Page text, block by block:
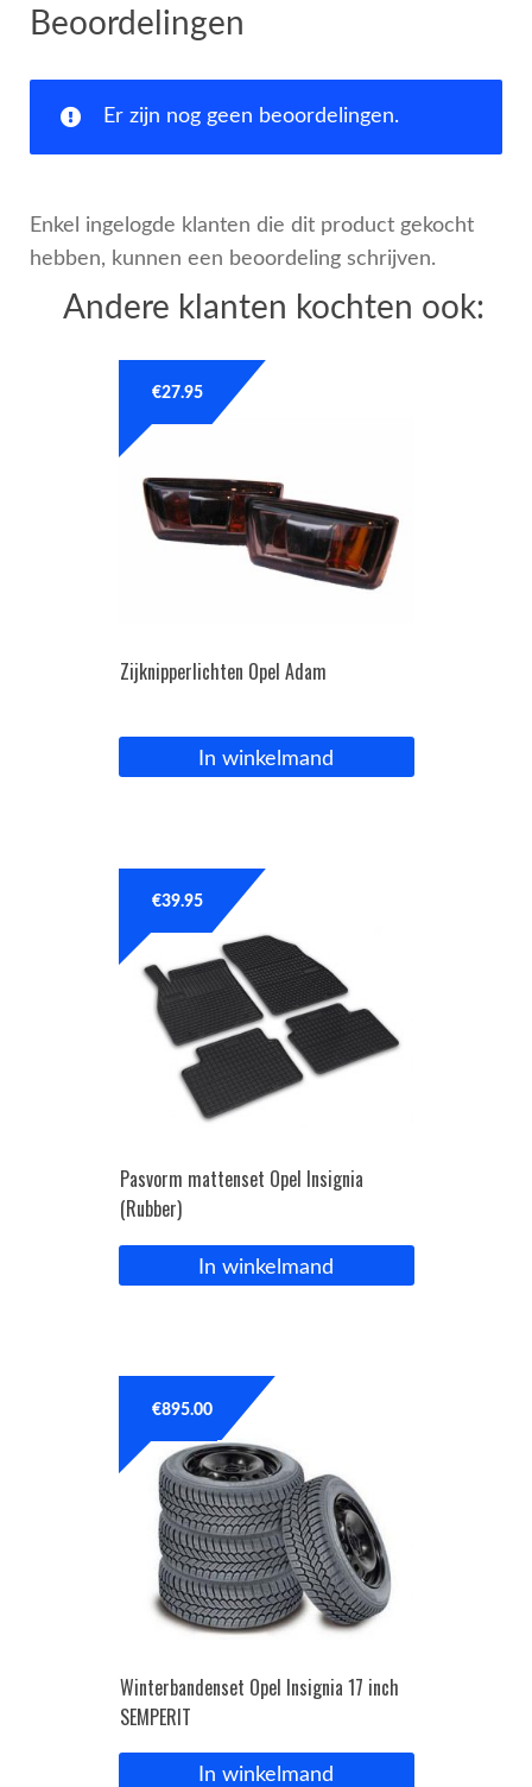
Beoordelingen
Er zijn nog geen beoordelingen.
Enkel ingelogde klanten die dit product gekocht
hebben, kunnen een beoordeling schrijven.
Andere klanten kochten ook:
Zijknipperlichten Opel Adam
€27.95
In winkelmand
Pasvorm mattenset Opel Insignia
(Rubber)
€39.95
In winkelmand
Winterbandenset Opel Insignia 17 inch
SEMPERIT
€895.00
In winkelmand